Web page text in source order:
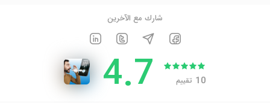
شارك مع الآخرين
10 تقييم 4.7